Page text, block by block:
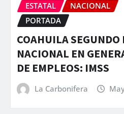
ESTATAL
NACIONAL
PORTADA
COAHUILA SEGUNDO
NACIONAL EN
DE EMPLEOS: IMSS
La Carbonifera